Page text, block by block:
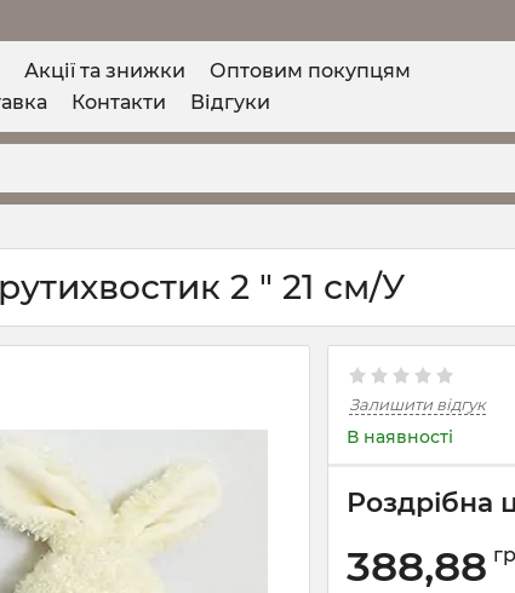
Акції та знижки
Оптовим покупцям
Контакти Відгуки
2 " 21 см/У
Залишити відгук
В наявності
Роздрібна
388,88